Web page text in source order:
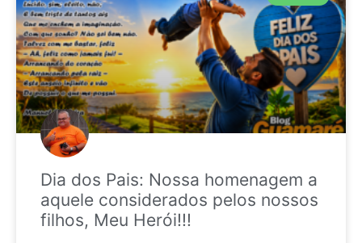
Dia dos Pais: Nossa homenagem a
aquele considerados pelos nossos
filhos, Meu Herói!!!